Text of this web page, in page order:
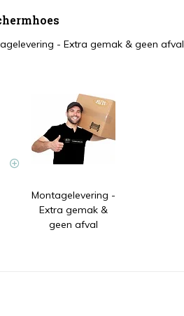
- Extra gemak & geen afval
Montagelevering -
Extra gemak &
geen afval